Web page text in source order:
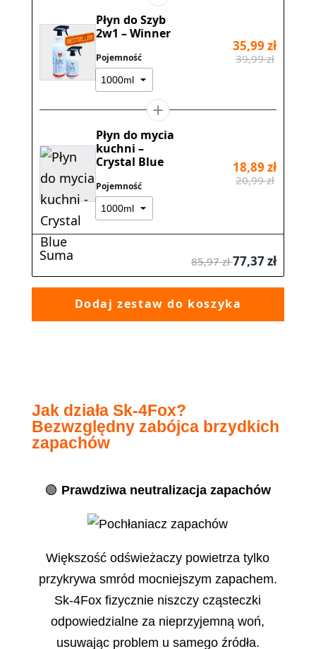
Płyn do Szyb
2w1 – Winner
Pojemność
35,99 zł
39,99 zł
Płyn do mycia
kuchni –
Crystal Blue
Pojemność
18,89 zł
20,99 zł
Suma 85,97 zł77,37 zł
Dodaj zestaw do koszyka
Jak działa Sk-4Fox?
Bezwzględny zabójca brzydkich
zapachów
🟢 Prawdziwa neutralizacja zapachów
Większość odświeżaczy powietrza tylko
przykrywa smród mocniejszym zapachem.
Sk-4Fox fizycznie niszczy cząsteczki
odpowiedzialne za nieprzyjemną woń,
usuwając problem u samego źródła.